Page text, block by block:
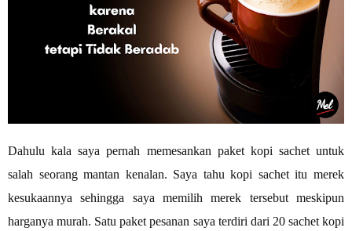
Dahulu kala saya pernah memesankan paket kopi sachet untuk
salah seorang mantan kenalan. Saya tahu kopi sachet itu merek
kesukaannya sehingga saya memilih merek tersebut meskipun
harganya murah. Satu paket pesanan saya terdiri dari 20 sachet kopi